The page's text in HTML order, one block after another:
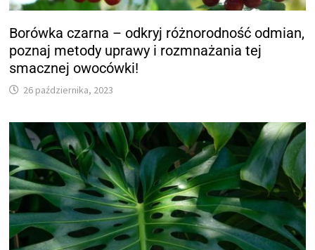
Borówka czarna – odkryj różnorodność odmian,
poznaj metody uprawy i rozmnażania tej
smacznej owocówki!
26 października, 2023